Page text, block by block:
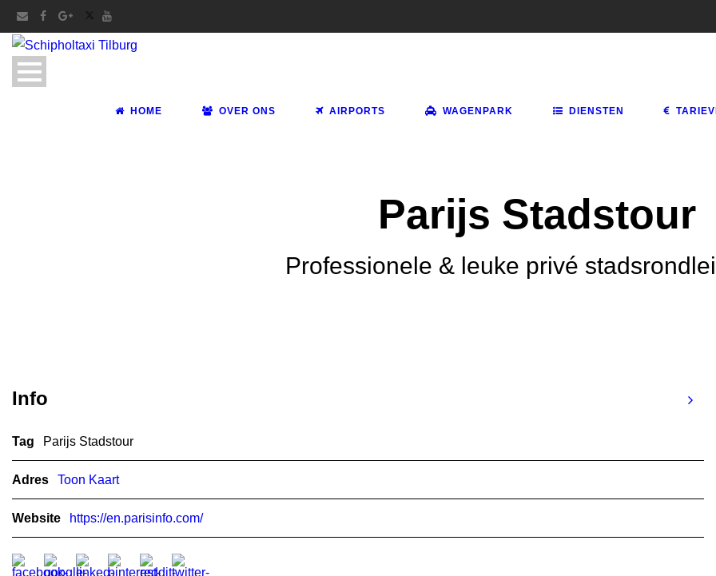
HOME OVER ONS AIRPORTS WAGENPARK DIENSTEN
Parijs Stadstour
Professionele & leuke privé
Info
Tag Parijs Stadstour
Adres Toon Kaart
Website https://en.parisinfo.com/